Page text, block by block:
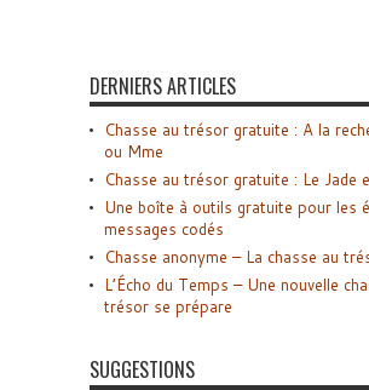
DERNIERS ARTICLES
Chasse au trésor gratuite : A la
ou Mme
Chasse au trésor gratuite : Le Jade
Une boîte à outils gratuite pour les
messages codés
Chasse anonyme – La chasse au
L’Écho du Temps – Une nouvelle
trésor se prépare
SUGGESTIONS